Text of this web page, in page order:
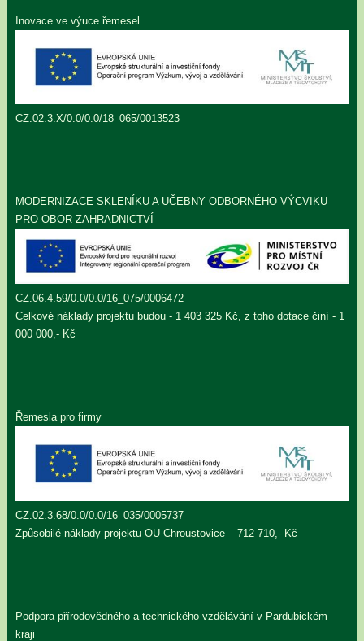
Inovace ve výuce řemesel
CZ.02.3.X/0.0/0.0/18_065/0013523
MODERNIZACE SKLENÍKU A UČEBNY ODBORNÉHO VÝCVIKU
PRO OBOR ZAHRADNICTVÍ
CZ.06.4.59/0.0/0.0/16_075/0006472
Celkové náklady projektu budou - 1 403 325 Kč, z toho dotace činí - 1
000 000,- Kč
Řemesla pro firmy
CZ.02.3.68/0.0/0.0/16_035/0005737
Způsobilé náklady projektu OU Chroustovice – 712 710,- Kč
Podpora přírodovědného a technického vzdělávání v Pardubickém
kraji